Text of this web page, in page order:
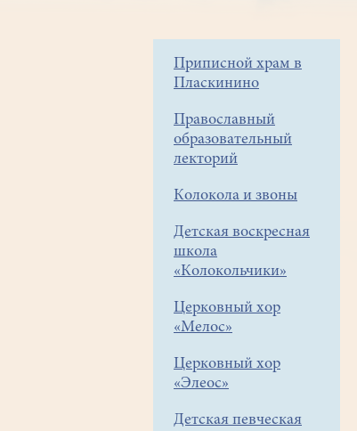
Боковое
меню
Приписной храм в
Пласкинино
Православный
образовательный
лекторий
Колокола и звоны
Детская воскресная
школа
«Колокольчики»
Церковный хор
«Мелос»
Церковный хор
«Элеос»
Детская певческая